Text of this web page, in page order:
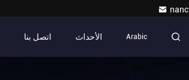
اتصل بنا الأحداث Arabic